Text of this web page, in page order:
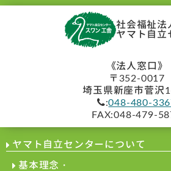
社会福祉法
ヤマト自立
《法人窓口》
〒352-0017
埼玉県新座市菅沢
:048-480-
FAX:048-479-
ヤマト自立センターについて
基本理念・